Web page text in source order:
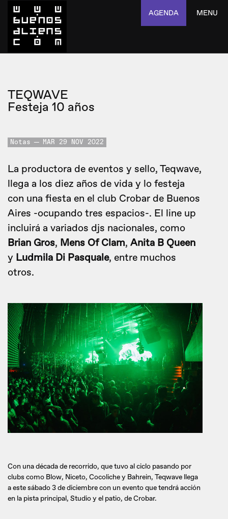
AGENDA MENU
TEQWAVE
Festeja 10 años
Notas MAR 29 NOV 2022
La productora de eventos y sello, Teqwave,
llega a los diez años de vida y lo festeja
con una fiesta en el club Crobar de Buenos
Aires -ocupando tres espacios-. El line up
incluirá a variados djs nacionales, como
Brian Gros, Mens Of Clam, Anita B Queen
y Ludmila Di Pasquale, entre muchos
otros.
Con una década de recorrido, que tuvo al ciclo pasando por
clubs como Blow, Niceto, Cocoliche y Bahrein, Teqwave llega
a este sábado 3 de diciembre con un evento que tendrá acción
en la pista principal, Studio y el patio, de Crobar.